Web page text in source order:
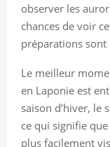
observer les
chances de voir
préparations sont
Le meilleur
en Laponie est
saison d’hiver, le
ce qui signifie
plus facilement